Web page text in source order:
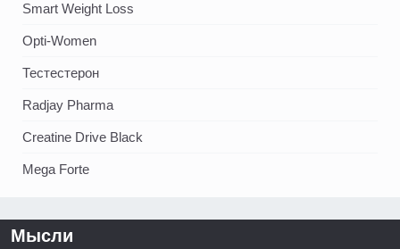
Smart Weight Loss
Opti-Women
Тестестерон
Radjay Pharma
Creatine Drive Black
Mega Forte
Мысли